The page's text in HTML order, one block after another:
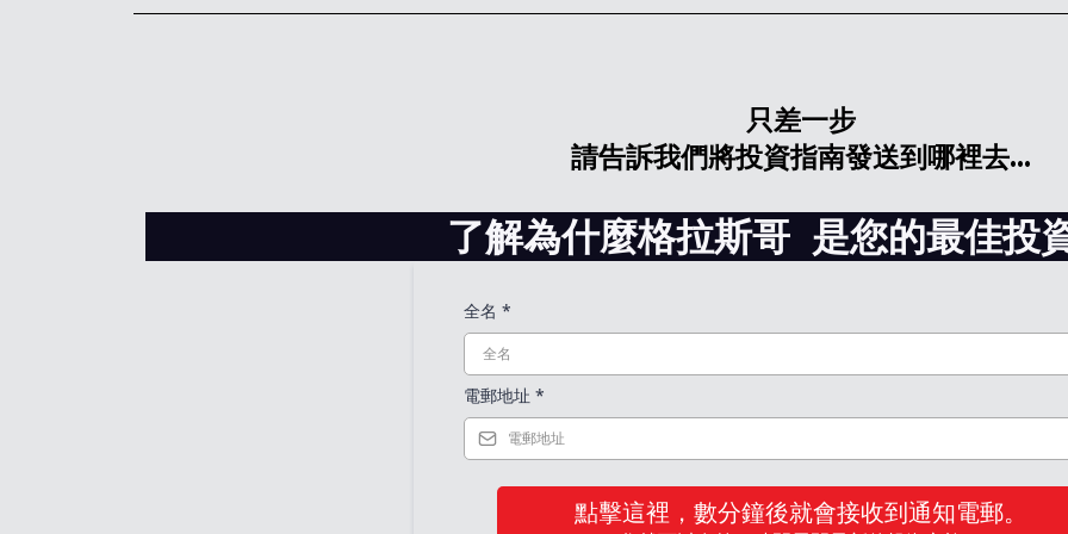
只差一步
請告訴我們將投資指南發送到哪裡去...
了解為什麼格拉斯哥 是您的最佳投
全名 *
電郵地址 *
點擊這裡，數分鐘後就會接收到通知電郵。